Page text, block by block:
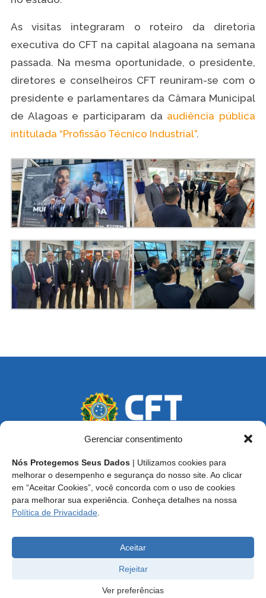
Gerenciar consentimento
Nós Protegemos Seus Dados | Utilizamos cookies para
melhorar o desempenho e segurança do nosso site. Ao clicar
em “Aceitar Cookies”, você concorda com o uso de cookies
para melhorar sua experiência. Conheça detalhes na nossa
Política de Privacidade
Aceitar
Rejeitar
Ver preferências
As visitas integraram o roteiro da diretoria
executiva do CFT na capital alagoana na semana
passada. Na mesma oportunidade, o presidente,
diretores e conselheiros CFT reuniram-se com o
presidente e parlamentares da Câmara Municipal
de Alagoas e participaram da audiência pública
intitulada “Profissão Técnico Industrial”.
Endereço: SCS, Quadra 02, Bloco D, Ed. Oscar Niemeyer,
9º Andar CEP 70.316-900 - Brasília/DF
Central de Atendimento ao Técnico:0800 016-1515